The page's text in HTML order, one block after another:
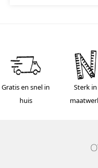
Gratis en snel in
huis
Sterk in